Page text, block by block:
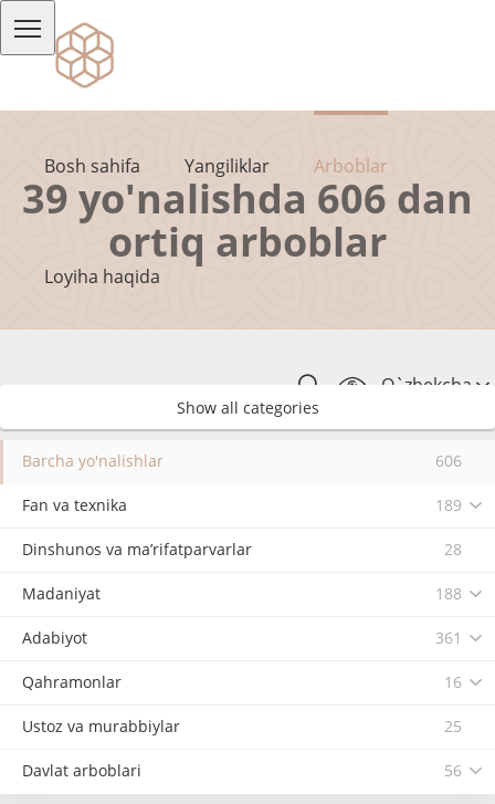
Bosh sahifa Yangiliklar Arboblar
Loyiha haqida
O`zbekcha
39 yo'nalishda 606 dan
ortiq arboblar
Show all categories
Barcha yo'nalishlar 606
Fan va texnika 189
Dinshunos va ma’rifatparvarlar 28
Madaniyat 188
Adabiyot 361
Qahramonlar 16
Ustoz va murabbiylar 25
Davlat arboblari 56